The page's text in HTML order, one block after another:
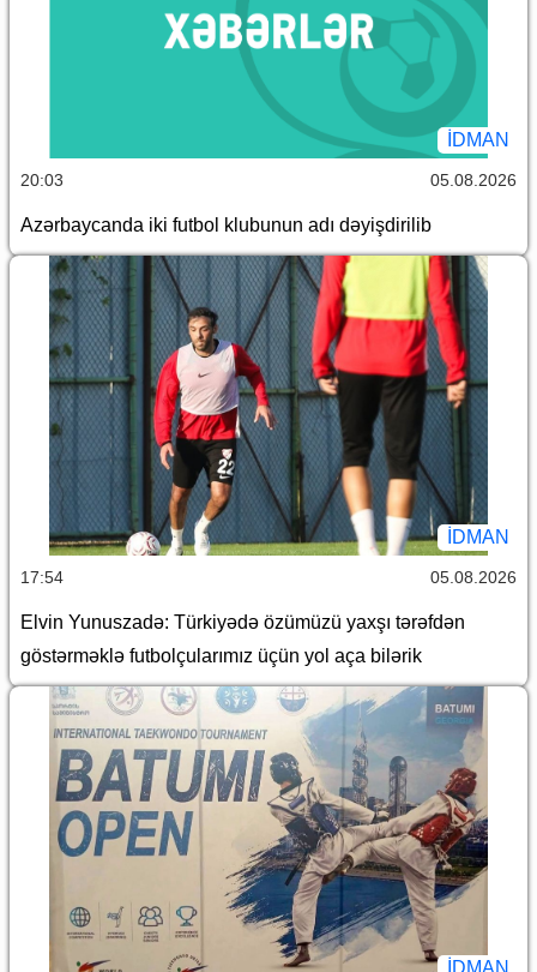
İDMAN
20:03 05.08.2026
Azərbaycanda iki futbol klubunun adı dəyişdirilib
İDMAN
17:54 05.08.2026
Elvin Yunuszadə: Türkiyədə özümüzü yaxşı tərəfdən
göstərməklə futbolçularımız üçün yol aça bilərik
İDMAN